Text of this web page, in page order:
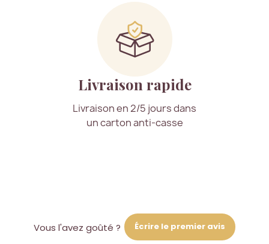
Livraison rapide
Livraison en 2/5 jours dans
un carton anti-casse
Vous l'avez goûté ? Écrire le premier avis